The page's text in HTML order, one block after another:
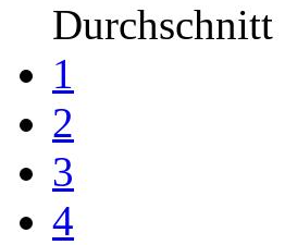
Durchschnitt
1
2
3
4